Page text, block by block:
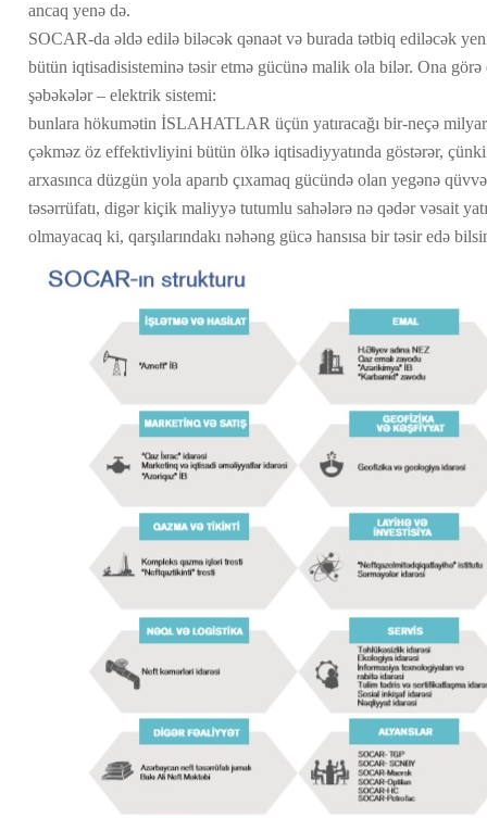
ancaq yenə də.
SOCAR-da əldə edilə biləcək qənaət və burada tətbiq ediləcək
bütün iqtisadisisteminə təsir etmə gücünə malik ola bilər. Ona görə
şəbəkələr – elektrik sistemi:
bunlara hökumətin İSLAHATLAR üçün yatıracağı bir-neçə
çəkməz öz effektivliyini bütün ölkə iqtisadiyyatında göstərər,
arxasınca düzgün yola aparıb çıxamaq gücündə olan yegənə
təsərrüfatı, digər kiçik maliyyə tutumlu sahələrə nə qədər vəsait
olmayacaq ki, qarşılarındakı nəhəng gücə hansısa bir təsir edə